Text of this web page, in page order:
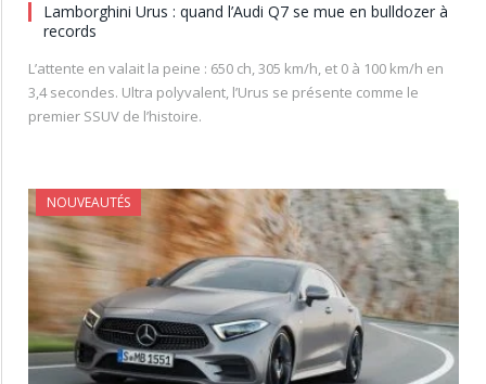
Lamborghini Urus : quand l’Audi Q7 se mue en bulldozer à
records
L’attente en valait la peine : 650 ch, 305 km/h, et 0 à 100 km/h en
3,4 secondes. Ultra polyvalent, l’Urus se présente comme le
premier SSUV de l’histoire.
NOUVEAUTÉS